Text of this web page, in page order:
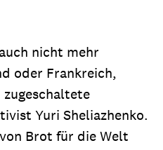
nicht mehr
oder Frankreich,
Yuri Sheliazhenko.
Brot für die Welt